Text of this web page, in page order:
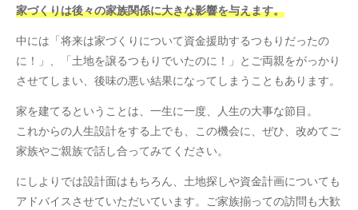
家づくりは後々の家族関係に大きな影響を与えます。
中には「将来は家づくりについて資金援助するつもりだったの
に！」、「土地を譲るつもりでいたのに！」とご両親をがっかり
させてしまい、後味の悪い結果になってしまうこともあります。
家を建てるということは、一生に一度、人生の大事な節目。
これからの人生設計をする上でも、この機会に、ぜひ、改めてご
家族やご親族で話し合ってみてください。
にしよりでは設計面はもちろん、土地探しや資金計画についても
アドバイスさせていただいています。ご家族揃っての訪問も大歓